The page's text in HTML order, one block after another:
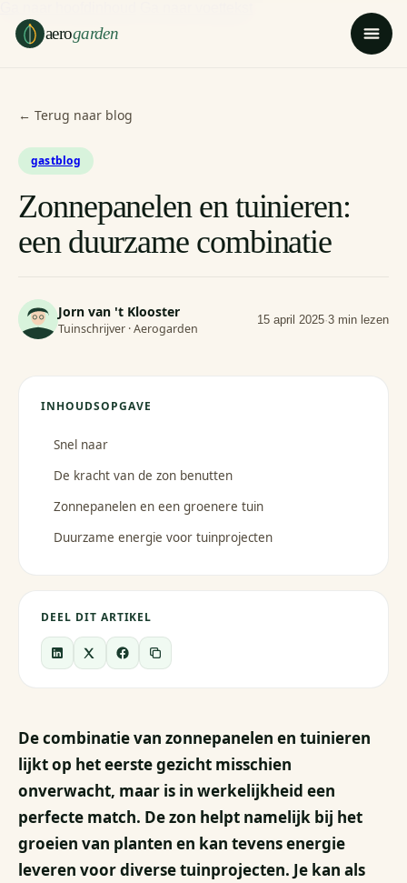
aerogarden
← Terug naar blog
gastblog
Zonnepanelen en tuinieren:
een duurzame combinatie
Jorn van 't Klooster
Tuinschrijver · Aerogarden
15 april 2025·3 min lezen
INHOUDSOPGAVE
Snel naar
De kracht van de zon benutten
Zonnepanelen en een groenere tuin
Duurzame energie voor tuinprojecten
DEEL DIT ARTIKEL
De combinatie van zonnepanelen en tuinieren
lijkt op het eerste gezicht misschien
onverwacht, maar is in werkelijkheid een
perfecte match. De zon helpt namelijk bij het
groeien van planten en kan tevens energie
leveren voor diverse tuinprojecten. Je kan als